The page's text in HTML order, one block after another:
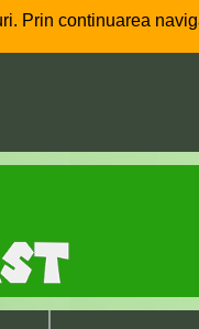
Prin continuarea